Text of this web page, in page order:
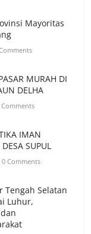
Mayoritas
MURAH DI
DELHA
Comments
IMAN
SUPUL
0 Comments
Tengah Selatan
Luhur,